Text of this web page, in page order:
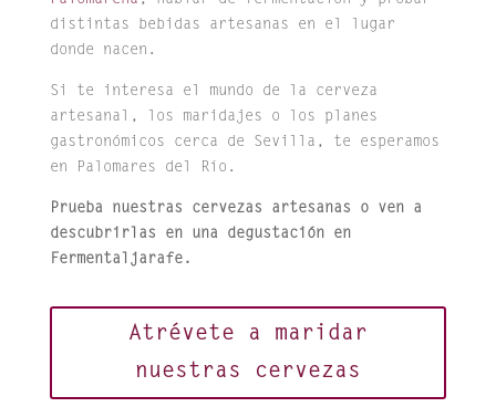
distintas bebidas artesanas en el lugar
donde nacen.
Si te interesa el mundo de la cerveza
artesanal, los maridajes o los planes
gastronómicos cerca de Sevilla, te esperamos
en Palomares del Río.
Prueba nuestras cervezas artesanas o ven a
descubrirlas en una degustación en
Fermentaljarafe.
Atrévete a maridar
nuestras cervezas